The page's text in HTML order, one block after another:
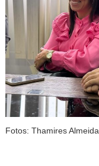
Fotos: Thamires Almeida